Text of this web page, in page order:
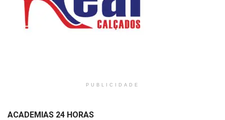
PUBLICIDADE
ACADEMIAS 24 HORAS